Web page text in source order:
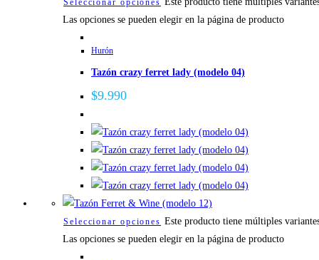
Seleccionar opciones
Las opciones se pueden elegir en la página de producto
Hurón
Tazón crazy ferret lady (modelo 04)
$9.990
Seleccionar opciones Este producto tiene múltiples
Las opciones se pueden elegir en la página de producto